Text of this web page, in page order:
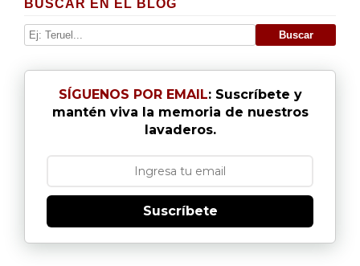
BUSCAR EN EL BLOG
SÍGUENOS POR EMAIL: Suscríbete y
mantén viva la memoria de nuestros
lavaderos.
Suscríbete